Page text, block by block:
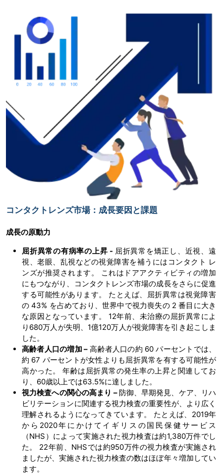
コンタクトレンズ市場：成長要因と課題
成長の原動力
屈折異常の有病率の上昇 - 屈折異常を矯正し、近視、遠
視、老眼、乱視などの視覚障害を補うにはコンタクト レ
ンズが推奨されます。 これはドアアクティビティの増加
にもつながり、コンタクトレンズ市場の成長をさらに促進
する可能性があります。 たとえば、屈折異常は視覚障害
の 43% を占めており、世界中で視力喪失の 2 番目に大き
な原因となっています。 12年前、未治療の屈折異常によ
り680万人が失明、1億120万人が視覚障害を引き起こしま
した。
高齢者人口の増加 – 高齢者人口の約 60 パーセントでは、
約 67 パーセントが女性よりも屈折異常を有する可能性が
高かった。 年齢は屈折異常の発生率の上昇と関連してお
り、60歳以上では63.5%に達しました。
視力検査への関心の高まり – 防御、早期発見、ケア、リハ
ビリテーションに関連する視力検査の重要性が、より広く
理解されるようになってきています。 たとえば、2019年
から2020年にかけてイギリスの国民保健サービス
（NHS）によって実施された視力検査は約1,380万件でし
た。 22年前、NHSでは約950万件の視力検査が実施され
ましたが、実施された視力検査の数はほぼ年々増加してい
ます。